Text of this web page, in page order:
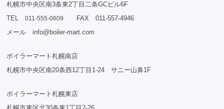
札幌市中央区南3条東2丁目二条GCビル6F
TEL011-555-0609
FAX 011-557-4946
メール info@boiler-mart.com
ボイラーマート札幌南店
札幌市中央区南20条西12丁目1-24 サニー山鼻1F
ボイラーマート札幌東店